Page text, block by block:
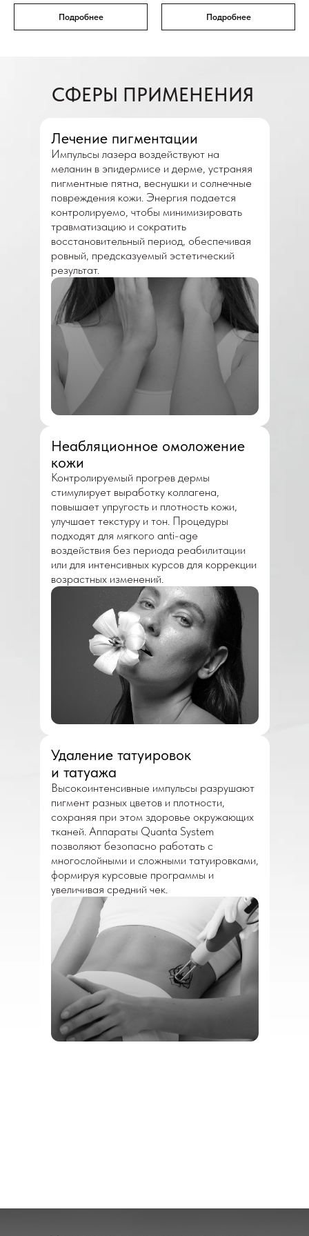
Подробнее Подробнее
СФЕРЫ ПРИМЕНЕНИЯ
Лечение пигментации
Импульсы лазера воздействуют на
меланин в эпидермисе и дерме, устраняя
пигментные пятна, веснушки и солнечные
повреждения кожи. Энергия подается
контролируемо, чтобы минимизировать
травматизацию и сократить
восстановительный период, обеспечивая
ровный, предсказуемый эстетический
результат.
Неабляционное омоложение
кожи
Контролируемый прогрев дермы
стимулирует выработку коллагена,
повышает упругость и плотность кожи,
улучшает текстуру и тон. Процедуры
подходят для мягкого anti-age
воздействия без периода реабилитации
или для интенсивных курсов для коррекции
возрастных изменений.
Удаление татуировок
и татуажа
Высокоинтенсивные импульсы разрушают
пигмент разных цветов и плотности,
сохраняя при этом здоровье окружающих
тканей. Аппараты Quanta System
позволяют безопасно работать с
многослойными и сложными татуировками,
формируя курсовые программы и
увеличивая средний чек.
Серия EVO может быть оснащена